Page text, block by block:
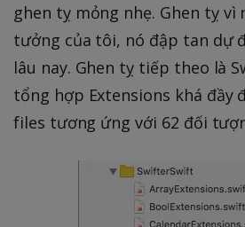
ghen tỵ mỏng nhẹ. Ghen tỵ vì
tưởng của tôi, nó đập tan dự
lâu nay. Ghen tỵ tiếp theo là
tổng hợp Extensions khá đầy
files tương ứng với 62 đối